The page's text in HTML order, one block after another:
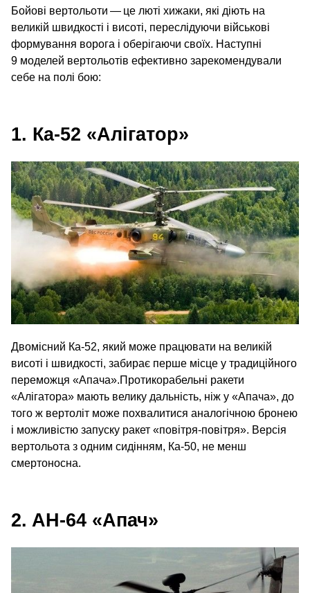
Бойові вертольоти — це люті хижаки, які діють на
великій швидкості і висоті, переслідуючи військові
формування ворога і оберігаючи своїх. Наступні
9 моделей вертольотів ефективно зарекомендували
себе на полі бою:
1. Ка-52 «Алігатор»
Двомісний Ка-52, який може працювати на великій
висоті і швидкості, забирає перше місце у традиційного
переможця «Апача».Протикорабельні ракети
«Алігатора» мають велику дальність, ніж у «Апача», до
того ж вертоліт може похвалитися аналогічною бронею
і можливістю запуску ракет «повітря-повітря». Версія
вертольота з одним сидінням, Ка-50, не менш
смертоносна.
2. AH-64 «Апач»